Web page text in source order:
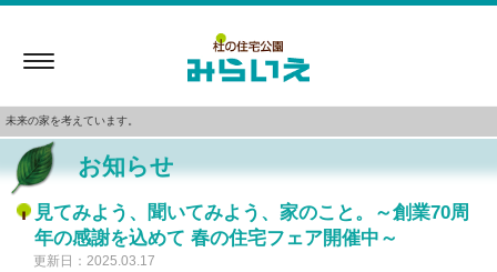
Toggle
未来の家を考えています。
お知らせ
見てみよう、聞いてみよう、家のこと。～創業70周
年の感謝を込めて 春の住宅フェア開催中～
更新日：2025.03.17